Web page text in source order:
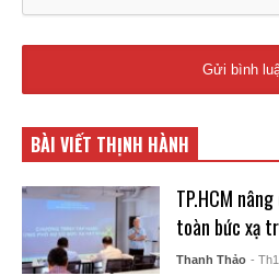
BÀI VIẾT THỊNH HÀNH
TP.HCM
toàn bức xạ
Thanh Thảo -